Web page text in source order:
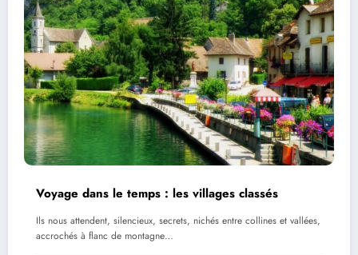
Voyage dans le temps : les villages classés
Ils nous attendent, silencieux, secrets, nichés entre collines et vallées,
accrochés à flanc de montagne…